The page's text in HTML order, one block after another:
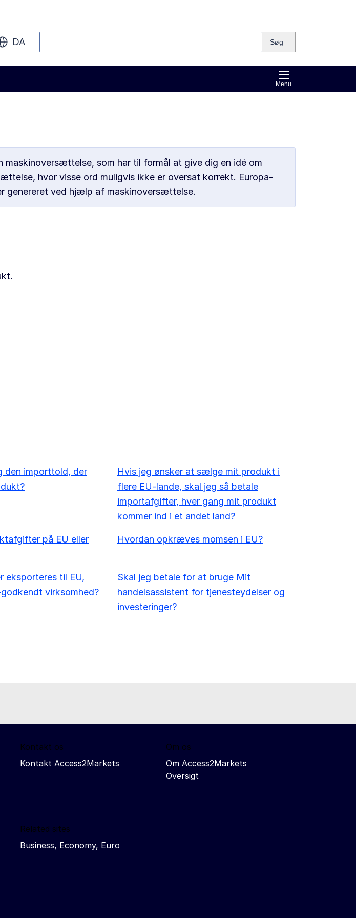
DA Søg
Menu
som har til formål at give dig en idé om
hvor visse ord muligvis ikke er oversat korrekt. Europa-
genereret ved hjælp af maskinoversættelse.
den importtold, der
Hvis jeg ønsker at sælge mit produkt i
flere EU-lande, skal jeg så betale
importafgifter, hver gang mit produkt
kommer ind i et andet land?
på EU eller
Hvordan opkræves momsen i EU?
eksporteres til EU,
virksomhed?
Skal jeg betale for at bruge Mit
handelsassistent for tjenesteydelser og
investeringer?
Kontakt os
Kontakt Access2Markets
Om os
Om Access2Markets
Oversigt
Related sites
Business, Economy, Euro